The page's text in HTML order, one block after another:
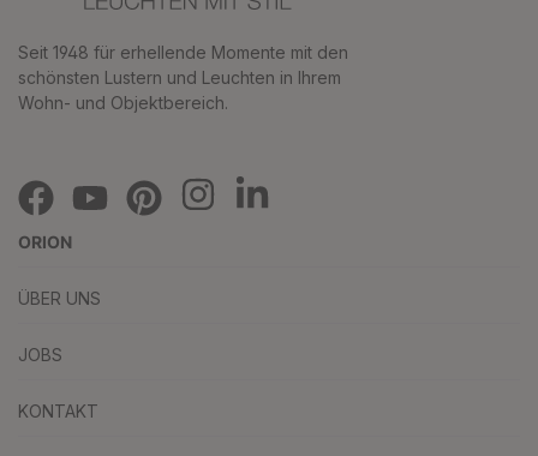
Seit 1948 für erhellende Momente mit den
schönsten Lustern und Leuchten in Ihrem
Wohn- und Objektbereich.
ORION
ÜBER UNS
JOBS
KONTAKT